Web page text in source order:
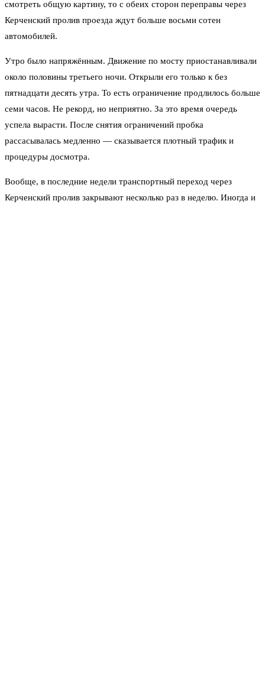
смотреть общую картину, то с обеих сторон переправы через
Керченский пролив проезда ждут больше восьми сотен
автомобилей.
Утро было напряжённым. Движение по мосту приостанавливали
около половины третьего ночи. Открыли его только к без
пятнадцати десять утра. То есть ограничение продлилось больше
семи часов. Не рекорд, но неприятно. За это время очередь
успела вырасти. После снятия ограничений пробка
рассасывалась медленно — сказывается плотный трафик и
процедуры досмотра.
Вообще, в последние недели транспортный переход через
Керченский пролив закрывают несколько раз в неделю. Иногда и